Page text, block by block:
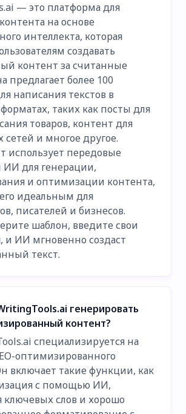
— это платформа для
на основе
интеллекта, которая
создавать
контент за считанные
предлагает более 100
написания текстов в
таких как посты для
товаров, контент для
сетей и многое другое.
использует передовые
ИИ для генерации,
и оптимизации контента,
идеальным для
писателей и бизнесов.
шаблон, введите свои
и ИИ мгновенно создаст
текст.
генерировать
контент?
специализируется на
оптимизированного
включает такие функции, как
с помощью ИИ,
ключевых слов и хорошо